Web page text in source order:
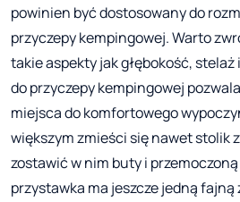
powinien być dostosowany do
przyczepy kempingowej. Warto
takie aspekty jak głębokość, stelaż
do przyczepy kempingowej
miejsca do komfortowego
większym zmieści się nawet stolik
zostawić w nim buty i przemoczoną
przystawka ma jeszcze jedną